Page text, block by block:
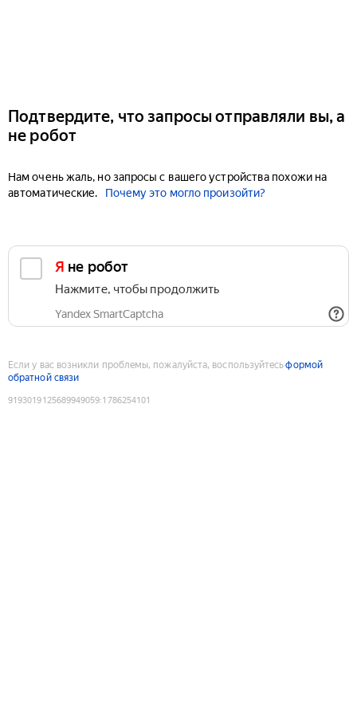
Подтвердите, что запросы отправляли вы, а
не робот
Нам очень жаль, но запросы с вашего устройства похожи на
автоматические.
Почему это могло произойти?
Я не робот
Нажмите, чтобы продолжить
Yandex SmartCaptcha
Если у вас возникли проблемы, пожалуйста, воспользуйтесьформой
обратной связи
9193019125689949059:1786254101